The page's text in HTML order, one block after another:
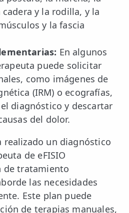
y la rodilla, y la
y la fascia
En algunos
puede solicitar
como imágenes de
(IRM) o ecografías,
diagnóstico y descartar
del dolor.
realizado un diagnóstico
de eFISIO
de tratamiento
las necesidades
Este plan puede
de terapias manuales,